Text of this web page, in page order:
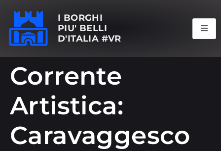
I BORGHI
PIU' BELLI
D'ITALIA #VR
Corrente
Artistica:
Caravaggesco